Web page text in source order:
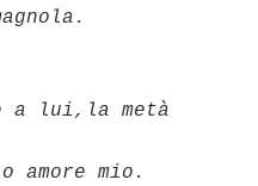
a lui,la metà
amore mio.